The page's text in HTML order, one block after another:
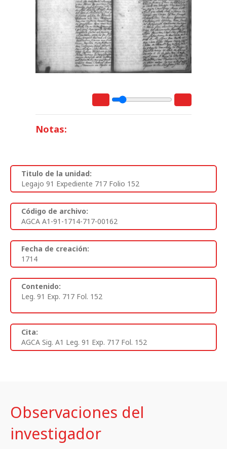
Notas:
Titulo de la unidad:
Legajo 91 Expediente 717 Folio 152
Código de archivo:
AGCA A1-91-1714-717-00162
Fecha de creación:
1714
Contenido:
Leg. 91 Exp. 717 Fol. 152
Cita:
AGCA Sig. A1 Leg. 91 Exp. 717 Fol. 152
Observaciones del
investigador